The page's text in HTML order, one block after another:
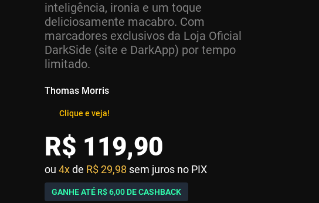
inteligência, ironia e um toque
deliciosamente macabro. Com
marcadores exclusivos da Loja Oficial
DarkSide (site e DarkApp) por tempo
limitado.
Thomas Morris
Clique e veja!
R$ 119,90
ou 4xde R$ 29,98 sem juros no PIX
GANHE ATÉ R$ 6,00 DE CASHBACK